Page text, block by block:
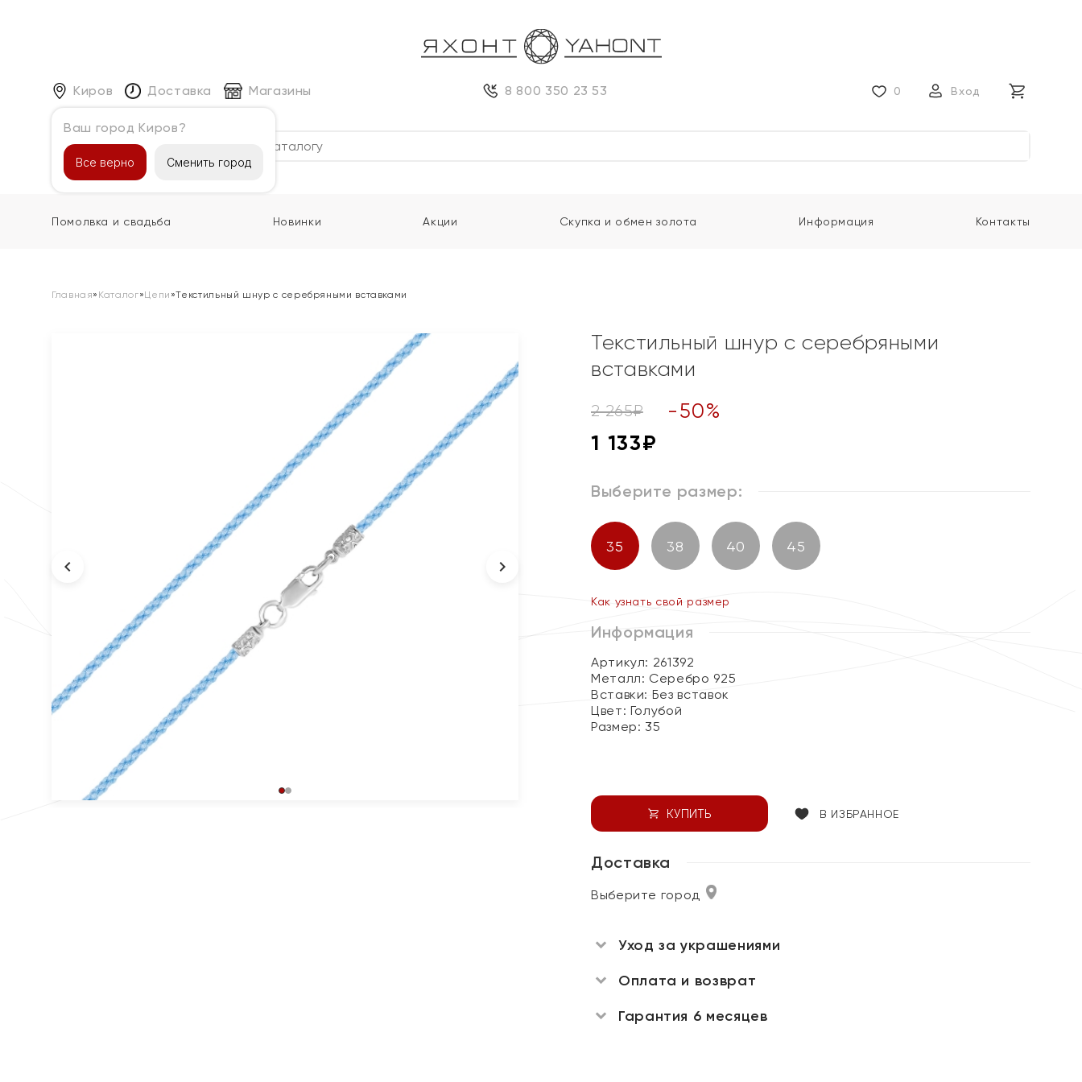
Киров
Ваш город Киров?
Все верно Сменить город
Доставка Магазины 8 800 350 23 53 0 Вход
Каталог
Помолвка и свадьба Новинки Акции Скупка и обмен золота Информация Контакты
Главная» Каталог»Цепи »Текстильный шнур с серебряными вставками
Текстильный шнур с серебряными
вставками
2 265₽ -50%
1 133₽
Выберите размер:
35 38 40 45
Как узнать свой размер
Информация
Артикул: 261392
Металл: Серебро 925
Вставки: Без вставок
Цвет: Голубой
Размер: 35
КУПИТЬ В ИЗБРАННОЕ
Доставка
Выберите город
Уход за украшениями
Оплата и возврат
Гарантия 6 месяцев